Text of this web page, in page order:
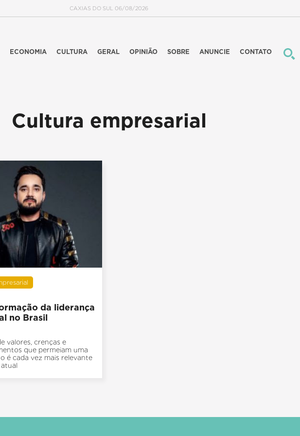
CAXIAS DO SUL 06/08/2026
ECONOMIA CULTURA GERAL OPINIÃO SOBRE ANUNCIE CONTATO
Cultura empresarial
da liderança
no Brasil
valores, crenças e
que permeiam uma
é cada vez mais relevante